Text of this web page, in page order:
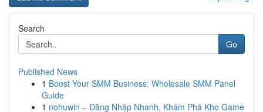
Search
Go
Published News
1 Boost Your SMM Business: Wholesale SMM Panel
Guide
1 nohuwin – Đăng Nhập Nhanh, Khám Phá Kho Game